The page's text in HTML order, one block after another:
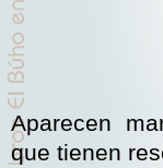
Aparecen
que tienen